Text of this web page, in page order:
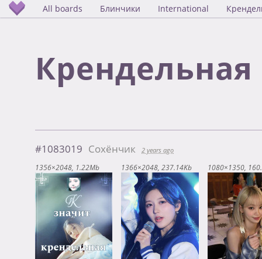
All boards Блинчики International
Крендельная
#1083019 Сохёнчик
2 years ago
1356×2048 1.22Mb 1366×2048 237.14Kb 1080×1350